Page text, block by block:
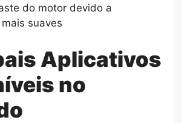
do motor devido a
suaves
Aplicativos
no